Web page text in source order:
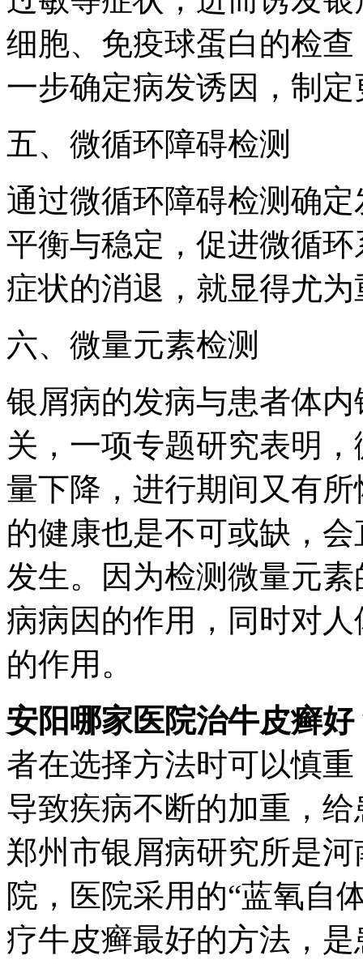
细胞、免疫球蛋白的检
一步确定病发诱因，制
五、微循环障碍检测
通过微循环障碍检测确
平衡与稳定，促进微循
症状的消退，就显得尤为
六、微量元素检测
银屑病的发病与患者体
关，一项专题研究表明
量下降，进行期间又有
的健康也是不可或缺，
发生。因为检测微量元
病病因的作用，同时对
的作用。
安阳哪家医院治牛皮癣好
者在选择方法时可以慎
导致疾病不断的加重，
郑州市银屑病研究所是
院，医院采用的“蓝氧自
疗牛皮癣最好的方法，